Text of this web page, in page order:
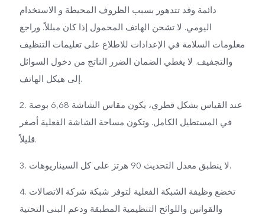
دائمة وقد تتدهور بسبب الظروف المحيطة و الاستخدام
اليومي. لا تشحن الهاتف المحمول إذا كان مبللاً. وراجع
معلومات السلامة في الإعدادات للاطلاع على تعليمات التنظيف
والتجفيف. لا يغطي الضمان الضرر الناتج من دخول السوائل
إلى هيكل الهاتف.
2. عند القياس بشكل قطري، يكون مقاس الشاشة 6,68 بوصة
في المستطيل الكامل. وتكون مساحة الشاشة الفعلية أصغر
قليلاً.
3. لا ينطبق معدل التحديث 90 هرتز على كل السيناريوهات.
4. تخضع وظيفة الشبكة الفعلية لتوفر شبكة شركة الاتصالات
والقوانين واللوائح التنظيمية المطبقة ودعم البنى التحتية